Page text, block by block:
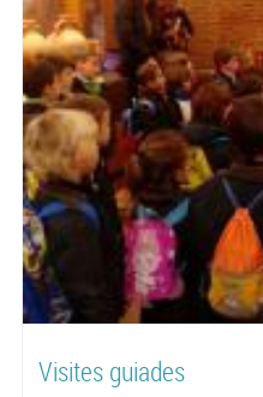
Visites guiades